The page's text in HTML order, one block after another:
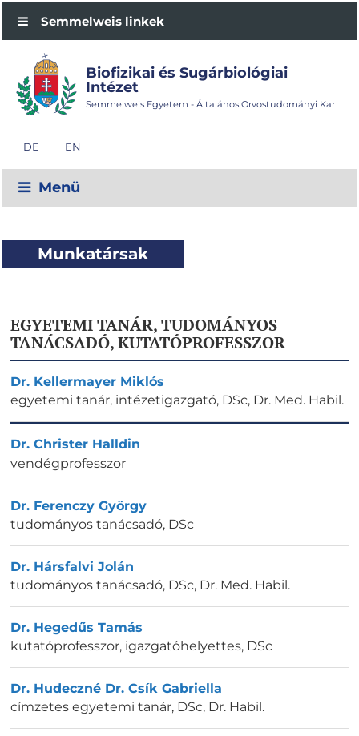
Semmelweis linkek
Biofizikai és Sugárbiológiai
Intézet
Semmelweis Egyetem - Általános Orvostudományi Kar
DE EN
Menü
Munkatársak
EGYETEMI TANÁR, TUDOMÁNYOS
TANÁCSADÓ, KUTATÓPROFESSZOR
Dr. Kellermayer Miklós
egyetemi tanár, intézetigazgató, DSc, Dr. Med. Habil.
Dr. Christer Halldin
vendégprofesszor
Dr. Ferenczy György
tudományos tanácsadó, DSc
Dr. Hársfalvi Jolán
tudományos tanácsadó, DSc, Dr. Med. Habil.
Dr. Hegedűs Tamás
kutatóprofesszor, igazgatóhelyettes, DSc
Dr. Hudeczné Dr. Csík Gabriella
címzetes egyetemi tanár, DSc, Dr. Habil.